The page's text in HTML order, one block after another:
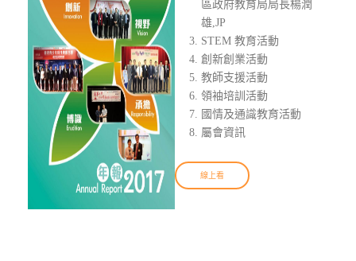
區政府教育局局長楊潤
雄,JP
STEM 教育活動
創新創業活動
教師支援活動
領袖培訓活動
國情及通識教育活動
屬會資訊
線上看